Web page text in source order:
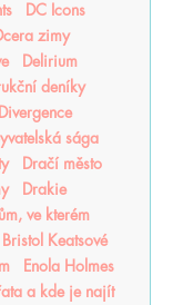
DC Icons
zimy
Delirium
deníky
Divergence
sága
Dračí město
Drakie
ve kterém
Bristol Keatsové
Enola Holmes
a kde je najít